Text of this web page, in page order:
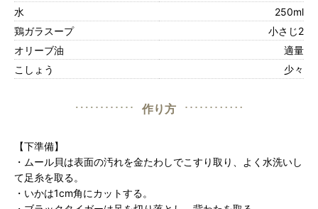
水
250ml
鶏ガラスープ
小さじ2
オリーブ油
適量
こしょう
少々
作り方
【下準備】
・ムール貝は表面の汚れを金たわしでこすり取り、よく水洗いし
て足糸を取る。
・いかは1cm角にカットする。